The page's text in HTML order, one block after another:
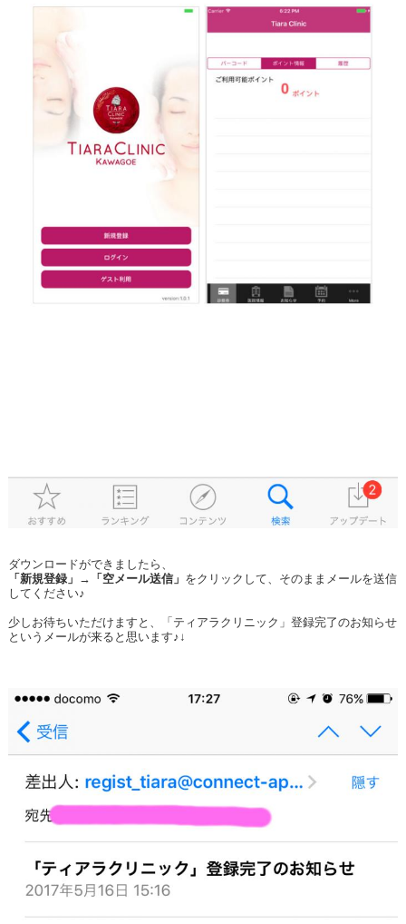
ダウンロードができましたら、
「新規登録」 → 「空メール送信」 をクリックして、そのままメールを送信
してください♪
少しお待ちいただけますと、「ティアラクリニック」登録完了のお知らせ
というメールが来ると思います♪↓